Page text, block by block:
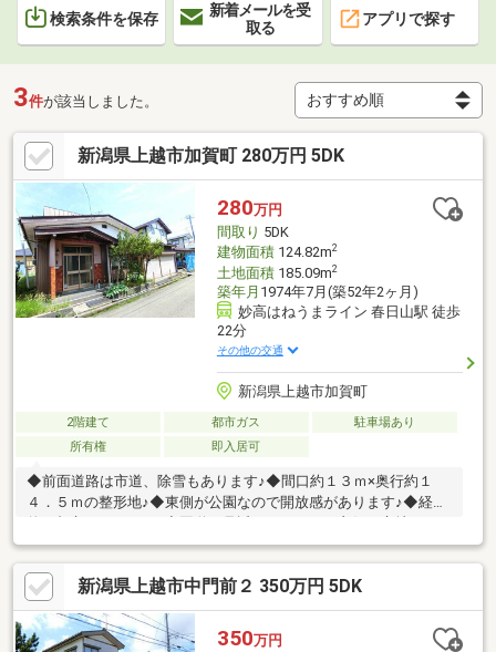
検索条件を保存
新着メールを受
取る
アプリで探す
3件が該当しました。
新潟県上越市加賀町 280万円 5DK
280万円
間取り 5DK
建物面積124.82m2
土地面積185.09m2
築年月 1974年7月(築52年2ヶ月)
妙高はねうまライン 春日山駅 徒歩
22分
その他の交通
新潟県上越市加賀町
2階建て 都市ガス
駐車場あり
所有権
即入居可
◆前面道路は市道、除雪もあります♪◆間口約１３ｍ×奥行約１
４．５ｍの整形地♪◆東側が公園なので開放感があります♪◆経済
新潟県上越市中門前２ 350万円 5DK
350万円